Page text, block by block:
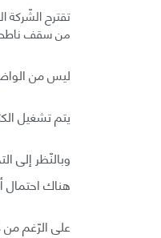
من سقف
ليس من
يتم تشغيل
وبالنّظر إلى
هناك احتمال
على الرّغم من